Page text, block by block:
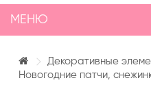
МЕНЮ
Декоративные
Новогодние патчи,